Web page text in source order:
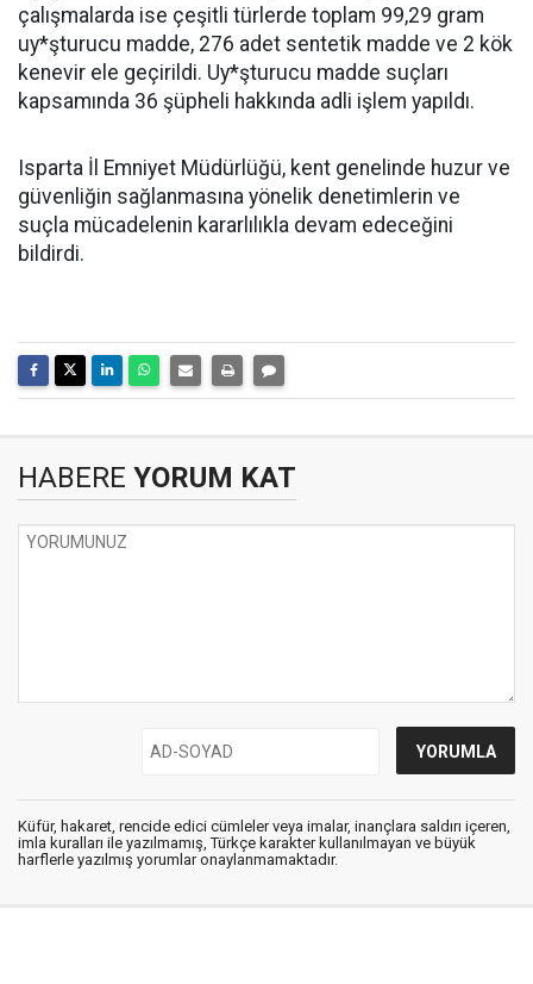
çalışmalarda ise çeşitli türlerde toplam 99,29 gram
uy*şturucu madde, 276 adet sentetik madde ve 2 kök
kenevir ele geçirildi. Uy*şturucu madde suçları
kapsamında 36 şüpheli hakkında adli işlem yapıldı.
Isparta İl Emniyet Müdürlüğü, kent genelinde huzur ve
güvenliğin sağlanmasına yönelik denetimlerin ve
suçla mücadelenin kararlılıkla devam edeceğini
bildirdi.
HABERE YORUM KAT
Küfür, hakaret, rencide edici cümleler veya imalar, inançlara saldırı içeren,
imla kuralları ile yazılmamış, Türkçe karakter kullanılmayan ve büyük
harflerle yazılmış yorumlar onaylanmamaktadır.